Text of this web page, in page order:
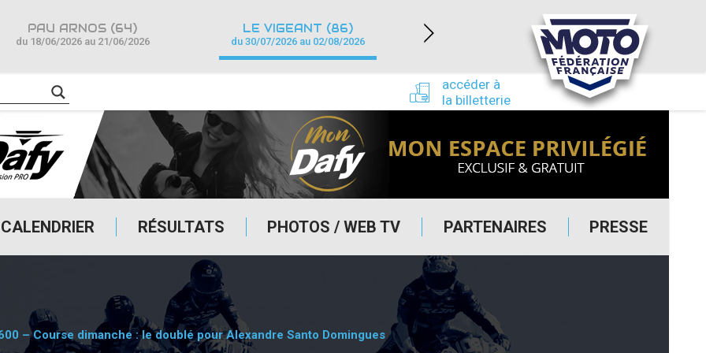
CALENDRIER RÉSULTATS PHOTOS / WEB TV PARTENAIRES PRESSE
accéder à
la billetterie
PAU ARNOS (64)
du 18/06/2026 au 21/06/2026
LE VIGEANT (86)
du 30/07/2026 au 02/08/2026
NEVERS MAGNY-COURS (58)
du 24/09/2026 au 27/09/2026
– Course dimanche : le doublé pour Alexandre Santo Domingues